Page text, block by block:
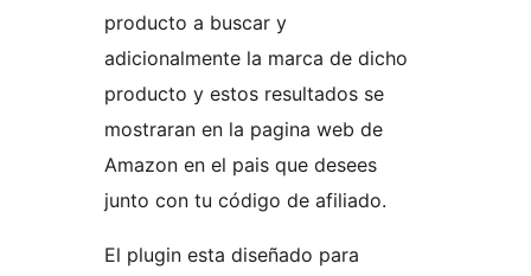
producto a buscar y
adicionalmente la marca de dicho
producto y estos resultados se
mostraran en la pagina web de
Amazon en el pais que desees
junto con tu código de afiliado.
El plugin esta diseñado para